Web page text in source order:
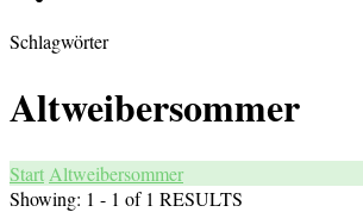
Schlagwörter
Altweibersommer
Start Altweibersommer
Showing: 1 - 1 of 1 RESULTS